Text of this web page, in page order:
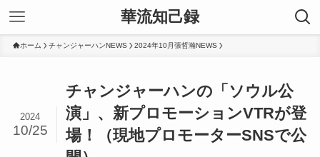
華流知己録
ホーム チャンジャーハンNEWS 2024年10月張哲瀚NEWS
チャンジャーハンの「ソウル公
演」、新プロモーションVTRが登
場！（現地プロモーターSNSで公
2024
10/25